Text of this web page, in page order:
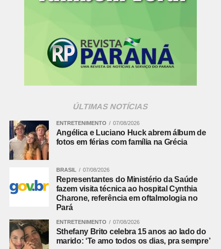
quilômetros entre Fazenda Rio Grande a Colombo,
passando por Curitiba e pagando apenas uma passagem
(R$ 6). Desde 2017, foram retomadas linhas como
Barreirinha/São José e Roça Grande/Estação Solar.
Em atividade desde a década de 1970, a Assomec reúne
os 29 municípios da Região Metropolitana de Curitiba.
São eles Adrianópolis, Agudos do Sul, Almirante
Tamandaré, Araucária, Balsa Nova, Bocaiúva do Sul,
Campina Grande do Sul, Campo do Tenente, Campo
Largo, Campo Magro, Cerro Azul, Colombo, Contenda,
Curitiba, Doutor Ulysses, Fazenda Rio Grande, Itaperuçu,
Lapa, Mandirituba, Piên, Pinhais, Piraquara, Quatro
Pinhais, Quitandinha, Tijucas do Sul e Tunas do Paraná.
Aí moram cerca de 3,6 milhões de pessoas, o que
ÚLTIMAS NOTÍCIAS
ENTRETENIMENTO 07/08/2026
Angélica e Luciano Huck abrem álbum de
fotos em férias com família na Grécia
BRASIL 07/08/2026
Representantes do Ministério da Saúde
fazem visita técnica ao hospital Cynthia
Charone, referência em oftalmologia no
Pará
ENTRETENIMENTO 07/08/2026
Sthefany Brito celebra 15 anos ao lado do
marido: ‘Te amo todos os dias, pra sempre’